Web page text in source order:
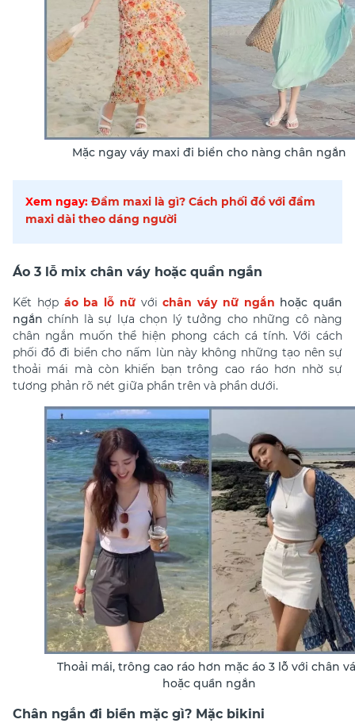
Mặc ngay váy maxi đi biển cho nàng chân ngắn
Xem ngay: Đầm maxi là gì? Cách phối đồ với đầm
maxi dài theo dáng người
Áo 3 lỗ mix chân váy hoặc quần ngắn
Kết hợp áo ba lỗ nữvớichân váy nữ ngắn hoặc quần
ngắn chính là sự lựa chọn lý tưởng cho những cô nàng
chân ngắn muốn thể hiện phong cách cá tính. Với cách
phối đồ đi biển cho nấm lùn này không những tạo nên sự
thoải mái mà còn khiến bạn trông cao ráo hơn nhờ sự
tương phản rõ nét giữa phần trên và phần dưới.
Thoải mái, trông cao ráo hơn mặc áo 3 lỗ với chân
hoặc quần ngắn
Chân ngắn đi biển mặc gì? Mặc bikini